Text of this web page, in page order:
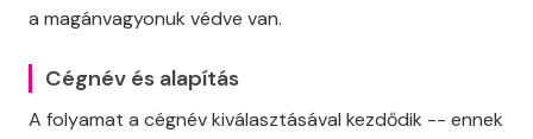
a magánvagyonuk védve van.
Cégnév és alapítás
A folyamat a cégnév kiválasztásával kezdődik -- ennek